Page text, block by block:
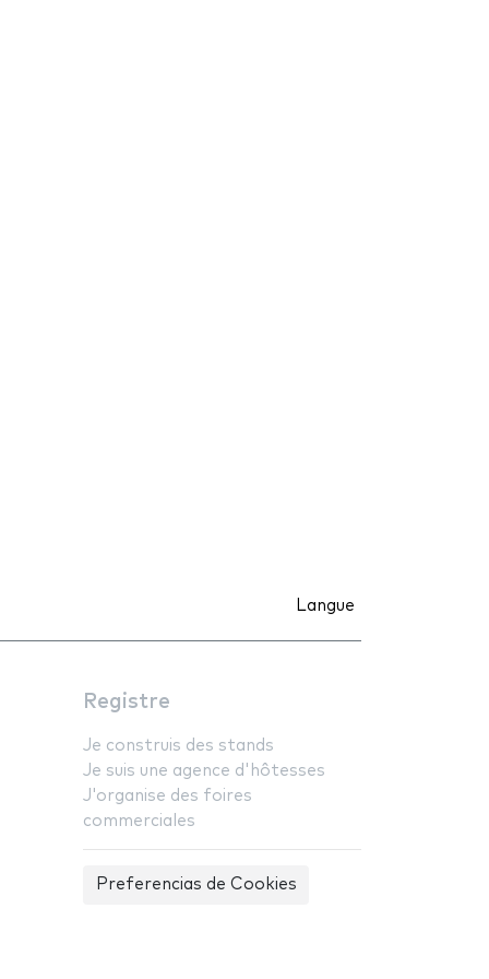
Langue
Registre
Je construis des stands
Je suis une agence d'hôtesses
J'organise des foires
commerciales
Preferencias de Cookies